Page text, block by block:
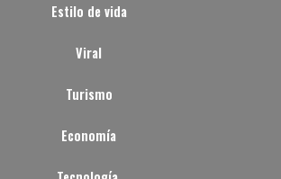
Estilo de vida
Viral
Turismo
Economía